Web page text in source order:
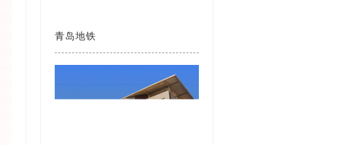
青岛地铁